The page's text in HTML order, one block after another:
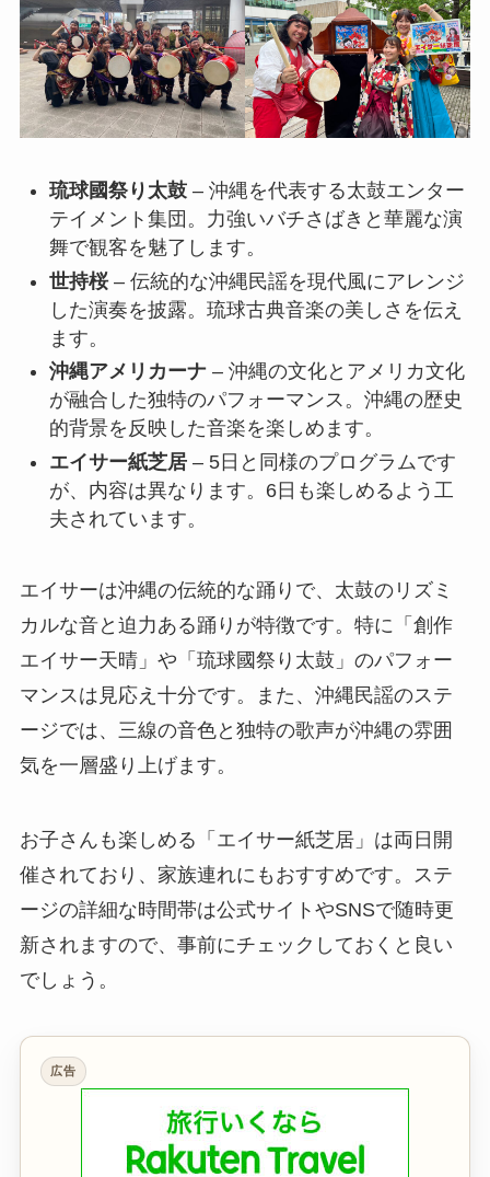
琉球國祭り太鼓– 沖縄を代表する太鼓エンター
テイメント集団。力強いバチさばきと華麗な演
舞で観客を魅了します。
世持桜– 伝統的な沖縄民謡を現代風にアレンジ
した演奏を披露。琉球古典音楽の美しさを伝え
ます。
沖縄アメリカーナ– 沖縄の文化とアメリカ文化
が融合した独特のパフォーマンス。沖縄の歴史
的背景を反映した音楽を楽しめます。
エイサー紙芝居– 5日と同様のプログラムです
が、内容は異なります。6日も楽しめるよう工
夫されています。
エイサーは沖縄の伝統的な踊りで、太鼓のリズミ
カルな音と迫力ある踊りが特徴です。特に「創作
エイサー天晴」や「琉球國祭り太鼓」のパフォー
マンスは見応え十分です。また、沖縄民謡のステ
ージでは、三線の音色と独特の歌声が沖縄の雰囲
気を一層盛り上げます。
お子さんも楽しめる「エイサー紙芝居」は両日開
催されており、家族連れにもおすすめです。ステ
ージの詳細な時間帯は公式サイトやSNSで随時更
新されますので、事前にチェックしておくと良い
でしょう。
広告